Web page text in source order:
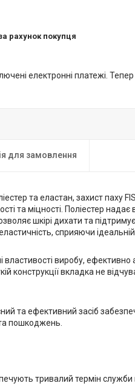
рахунок покупця
електронні платежі.
для замовлення
та еластан, захист паху
та міцності. Поліестер надає
шкірі дихати та підтримує
сприяючи
властивості виробу,
конструкції вкладка не
та ефективний засіб
пошкоджень.
тривалий термін служби